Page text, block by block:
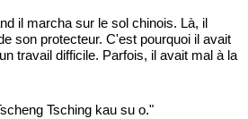
il marcha sur le sol chinois. Là, il
son protecteur. C'est pourquoi il avait
travail difficile. Parfois, il avait mal à la
Tsching kau su o."